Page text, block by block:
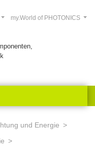
my.World of PHOTONICS
und Energie